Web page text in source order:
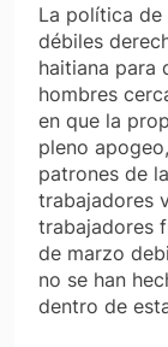
La política
débiles
haitiana para
hombres
en que la
pleno
patrones de
trabajadores
trabajadores
de marzo
no se han
dentro de